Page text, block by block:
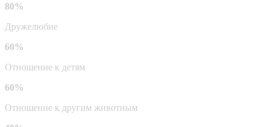
80%
Дружелюбие
60%
Отношение к детям
60%
Отношение к другим животным